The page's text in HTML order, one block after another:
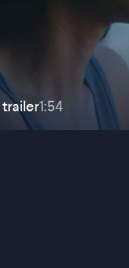
trailer1:54